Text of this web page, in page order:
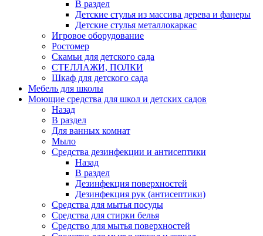
В раздел
Детские стулья из массива дерева и фанеры
Детские стулья металлокаркас
Игровое оборудование
Ростомер
Скамьи для детского сада
СТЕЛЛАЖИ, ПОЛКИ
Шкаф для детского сада
Мебель для школы
Моющие средства для школ и детских садов
Назад
В раздел
Для ванных комнат
Мыло
Средства дезинфекции и антисептики
Назад
В раздел
Дезинфекция поверхностей
Дезинфекция рук (антисептики)
Средства для мытья посуды
Средства для стирки белья
Средство для мытья поверхностей